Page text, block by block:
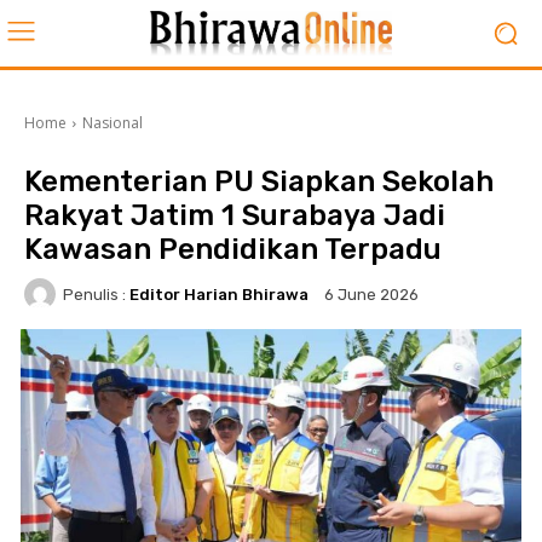
Home Nasional
Kementerian PU Siapkan Sekolah
Rakyat Jatim 1 Surabaya Jadi
Kawasan Pendidikan Terpadu
Penulis : Editor Harian Bhirawa 6 June 2026